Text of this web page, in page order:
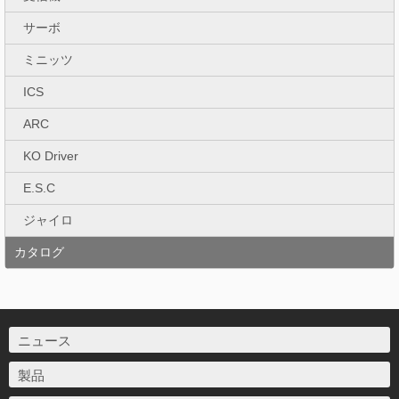
サーボ
ミニッツ
ICS
ARC
KO Driver
E.S.C
ジャイロ
カタログ
ニュース
製品